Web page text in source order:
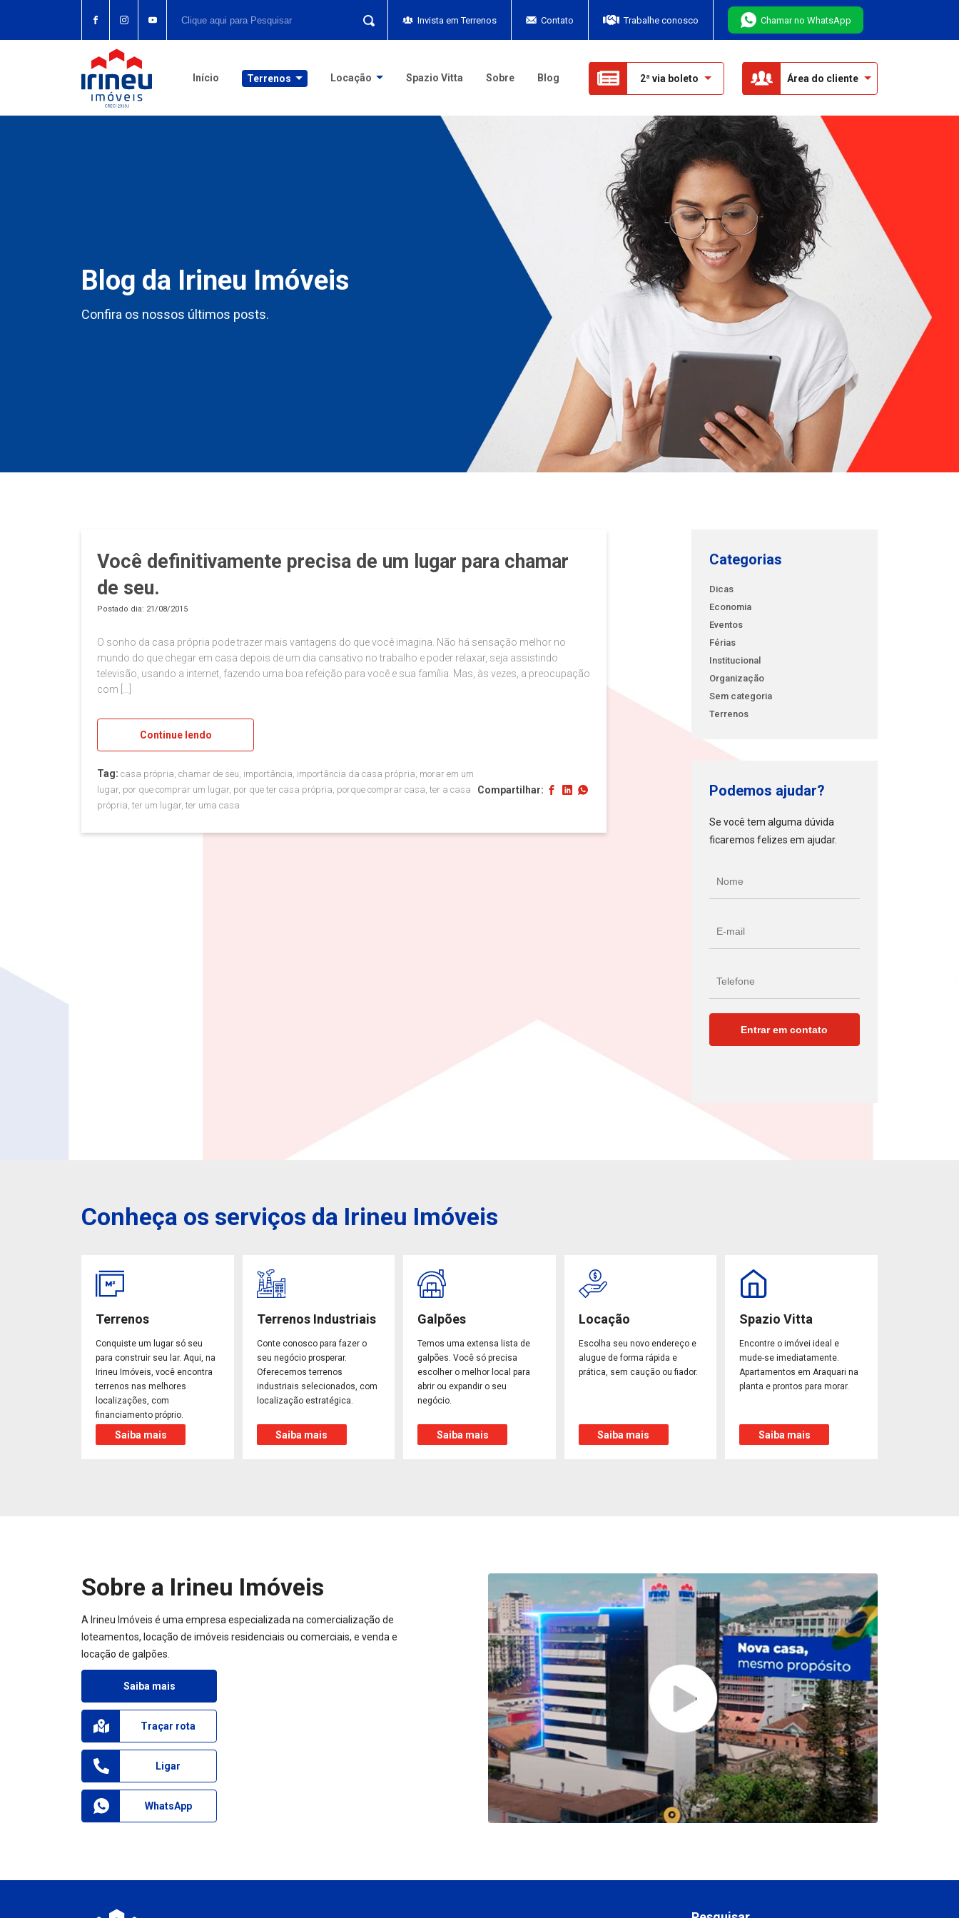
Invista em Terrenos Contato Trabalhe conosco Chamar no WhatsApp
Início Terrenos Locação Spazio Vitta Sobre Blog 2ª via boleto Área do cliente
Blog da Irineu Imóveis
Confira os nossos últimos posts.
Você definitivamente precisa de um lugar para chamar
de seu.
Postado dia: 21/08/2015
O sonho da casa própria pode trazer mais vantagens do que você imagina. Não há sensação melhor no
mundo do que chegar em casa depois de um dia cansativo no trabalho e poder relaxar, seja assistindo
televisão, usando a internet, fazendo uma boa refeição para você e sua família. Mas, às vezes, a preocupação
com […]
Continue lendo
Tag: casa própria, chamar de seu, importância, importância da casa própria, morar em um
lugar, por que comprar um lugar, por que ter casa própria, porque comprar casa, ter a casa
própria, ter um lugar, ter uma casa
Compartilhar:
Categorias
Dicas
Economia
Eventos
Férias
Institucional
Organização
Sem categoria
Terrenos
Podemos ajudar?
Se você tem alguma dúvida
ficaremos felizes em ajudar.
Conheça os serviços da Irineu Imóveis
Terrenos
Conquiste um lugar só seu
para construir seu lar. Aqui, na
Irineu Imóveis, você encontra
terrenos nas melhores
localizações, com
financiamento próprio.
Saiba mais
Terrenos Industriais
Conte conosco para fazer o
seu negócio prosperar.
Oferecemos terrenos
industriais selecionados, com
localização estratégica.
Saiba mais
Galpões
Temos uma extensa lista de
galpões. Você só precisa
escolher o melhor local para
abrir ou expandir o seu
negócio.
Saiba mais
Locação
Escolha seu novo endereço e
alugue de forma rápida e
prática, sem caução ou fiador.
Saiba mais
Spazio Vitta
Encontre o imóvei ideal e
mude-se imediatamente.
Apartamentos em Araquari na
planta e prontos para morar.
Saiba mais
Sobre a Irineu Imóveis
A Irineu Imóveis é uma empresa especializada na comercialização de
loteamentos, locação de imóveis residenciais ou comerciais, e venda e
locação de galpões.
Saiba mais
Traçar rota
Ligar
WhatsApp